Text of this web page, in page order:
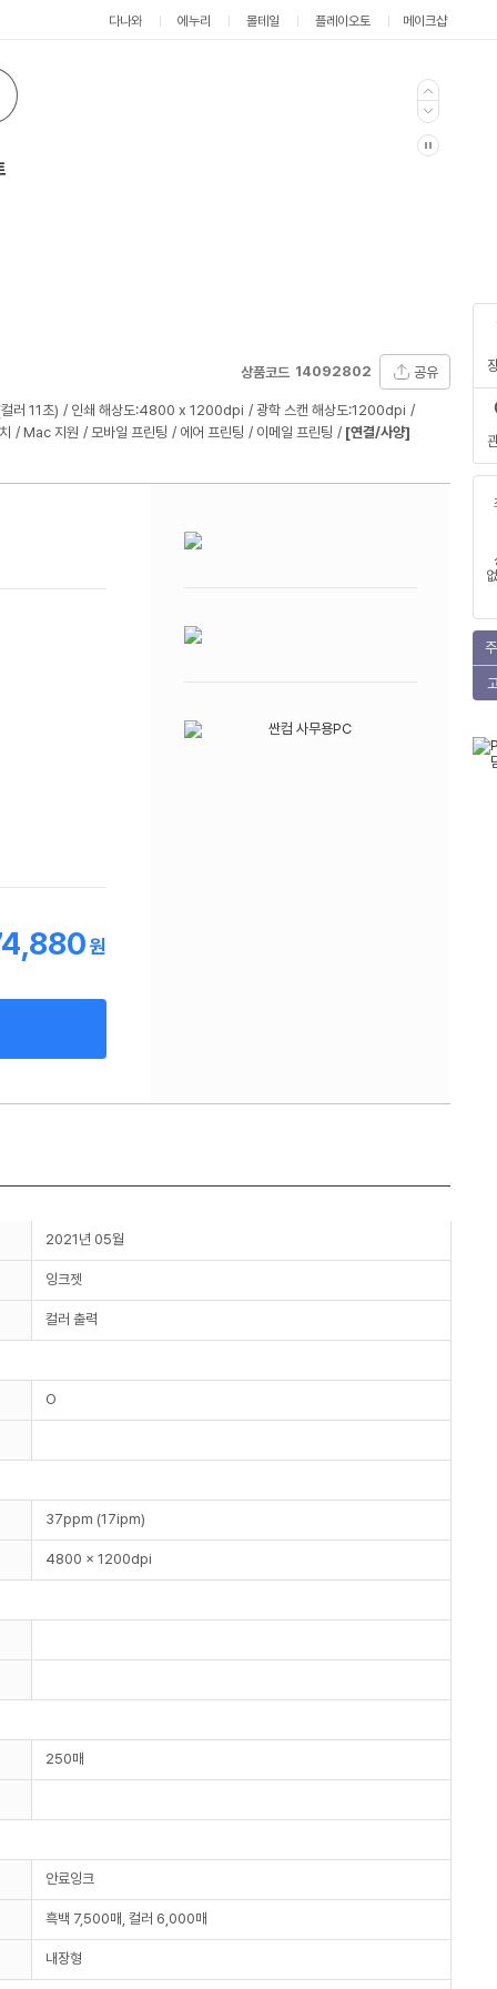
다나와 에누리 몰테일 플레이오토 메이크샵
상품코드 14092802 공유
러 11초) 인쇄 해상도:4800 x 1200dpi
광학 스캔 해상도:1200dpi
Mac 지원 모바일 프린팅 에어 프린팅 이메일 프린팅
[연결/사양]
원
2021년 05월
잉크젯
컬러 출력
O
37ppm (17ipm)
4800 x 1200dpi
250매
안료잉크
흑백 7,500매, 컬러 6,000매
내장형